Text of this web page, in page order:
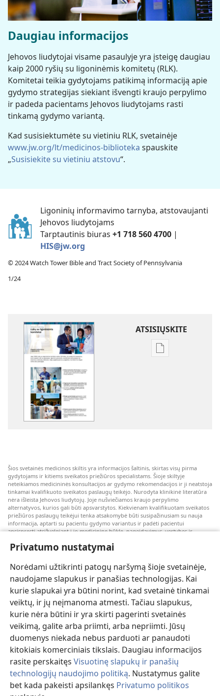
Privatumo nustatymai
Norėdami užtikrinti patogų naršymą šioje svetainėje,
naudojame slapukus ir panašias technologijas. Kai
kurie slapukai yra būtini norint, kad svetainė tinkamai
veiktų, ir jų neįmanoma atmesti. Tačiau slapukus,
kurie nėra būtini ir yra skirti pagerinti svetainės
veikimą, galite arba priimti, arba nepriimti. Jūsų
duomenys niekada nebus parduoti ar panaudoti
kitokiais komerciniais tikslais. Daugiau informacijos
rasite perskaitęs Visuotinę slapukų ir panašių
technologijų naudojimo politiką. Nustatymus galite
bet kada pakeisti apsilankęs Privatumo politikos
Daugiau informacijos
Jehovos liudytojai visame pasaulyje yra įsteigę daugiau
kaip 2000 ryšių su ligoninėmis komitetų (RLK).
Komitetai teikia gydytojams patikimą informaciją apie
gydymo strategijas siekiant išvengti kraujo perpylimo
ir padeda pacientams Jehovos liudytojams rasti
tinkamą gydymo variantą.
Kad susisiektumėte su vietiniu RLK, svetainėje
www.jw.org/​lt/​medicinos-biblioteka spauskite
„Susisiekite su vietiniu atstovu“.
Ligoninių informavimo tarnyba, atstovaujanti
Jehovos liudytojams
Tarptautinis biuras +1 718 560 4700 |
HIS@jw.org
© 2024 Watch Tower Bible and Tract Society of Pennsylvania
1/24
ATSISIŲSKITE
Skaitmeninių
Šios svetainės medicinos skiltis yra informacijos šaltinis, skirtas visų pirma
gydytojams ir kitiems sveikatos priežiūros specialistams. Šioje skiltyje
neteikiamos medicininės konsultacijos ar gydymo rekomendacijos ir ji neatstoja
tinkamai kvalifikuoto sveikatos paslaugų teikėjo. Nurodyta klinikinė literatūra
nėra išleista Jehovos liudytojų. Joje nušviečiamos kraujo perpylimo
alternatyvos, kurios gali būti apsvarstytos. Kiekvienam kvalifikuotam sveikatos
priežiūros paslaugų teikėjui tenka atsakomybė būti susipažinusiam su nauja
informacija, aptarti su pacientu gydymo variantus ir padėti pacientui
apsispręsti atsižvelgiant į jo medicininę būklę, pageidavimus, vertybes ir
netinkamos arba nepriimtinos.
į gydytoją arba kitą kvalifikuotą sveikatos priežiūros specialistą. Jeigu įtariate,
kad sergate, apsilankykite pas gydytoją.
Šios svetainės naudojimą reglamentuoja jos naudojimo sąlygos.
Pasirinkite režimą
Copyright© 2026 Watch Tower Bible and Tract Society of Pennsylvania.
NAUDOJIMOSI SVETAINE SĄLYGOS